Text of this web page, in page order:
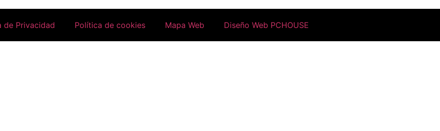
de Privacidad Política de cookies Mapa Web Diseño Web PCHOUSE